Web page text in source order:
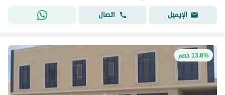
الإيميل
اتصال
13.6% خصم